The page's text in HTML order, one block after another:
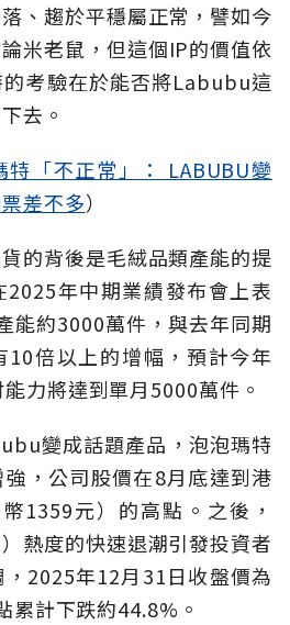
、趨於平穩屬正常，譬如今
米老鼠，但這個IP的價值依
考驗在於能否將Labubu這
去。
特「不正常」： LABUBU變
差不多）
的背後是毛絨品類產能的提
年中期業績發布會上表
能約3000萬件，與去年同期
10倍以上的增幅，預計今年
力將達到單月5000萬件。
變成話題產品，泡泡瑪特
，公司股價在8月底達到港
1359元）的高點。之後，
熱度的快速退潮引發投資者
2025年12月31日收盤價為
累計下跌約44.8%。